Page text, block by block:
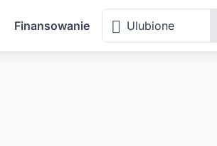
Finansowanie Ulubione